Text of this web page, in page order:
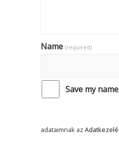
Name (required)
Save my
adataimnak az